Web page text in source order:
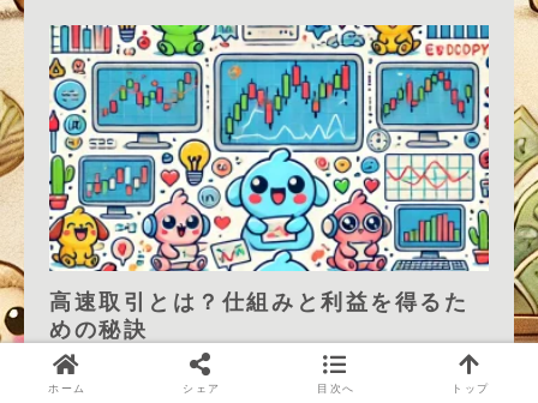
高速取引とは？仕組みと利益を得るた
めの秘訣
ホーム シェア 目次へ トップ